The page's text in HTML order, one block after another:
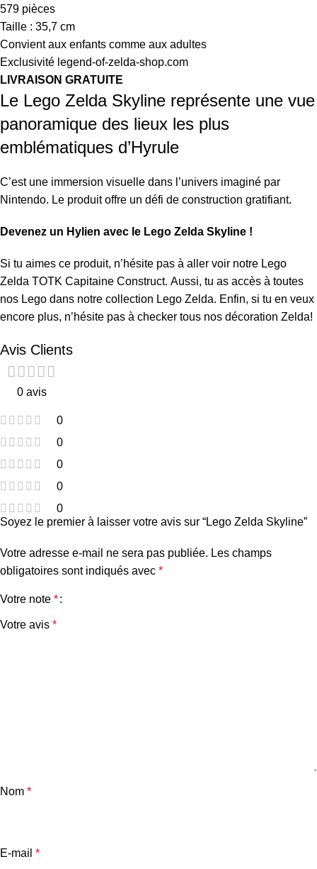
579 pièces
Taille : 35,7 cm
Convient aux enfants comme aux adultes
Exclusivité legend-of-zelda-shop.com
LIVRAISON GRATUITE
Le Lego Zelda Skyline représente une vue
panoramique des lieux les plus
emblématiques d’Hyrule
C’est une immersion visuelle dans l’univers imaginé par
Nintendo. Le produit offre un défi de construction gratifiant.
Devenez un Hylien avec le Lego Zelda Skyline !
Si tu aimes ce produit, n’hésite pas à aller voir notre Lego
Zelda TOTK Capitaine Construct. Aussi, tu as accès à toutes
nos Lego dans notre collection Lego Zelda. Enfin, si tu en veux
encore plus, n’hésite pas à checker tous nos décoration Zelda!
Avis Clients
0 avis
0
0
0
0
0
Soyez le premier à laisser votre avis sur “Lego Zelda Skyline”
Votre adresse e-mail ne sera pas publiée. Les champs
obligatoires sont indiqués avec *
Votre note *
Votre avis *
Nom *
E-mail *